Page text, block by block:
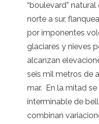
“boulevard”
norte a sur,
por imponentes
glaciares y nieves
alcanzan
seis mil metros de
mar. En la mitad
interminable de
combinan